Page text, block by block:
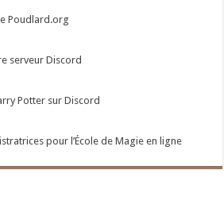
Poudlard.org
serveur Discord
Potter sur Discord
pour l’École de Magie en ligne